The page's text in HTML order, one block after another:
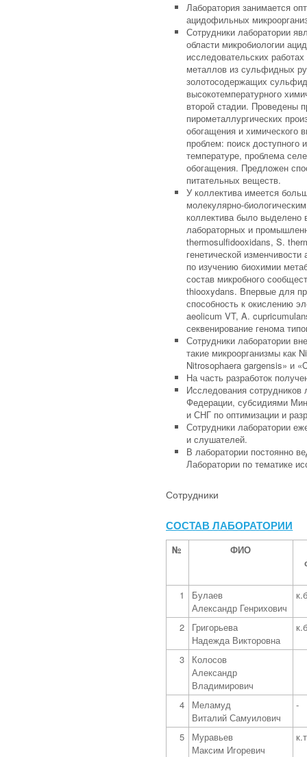
Лаборатория занимается
ацидофильных
Сотрудники лаборатории
области микробиологии
исследовательских
металлов из сульфидных
золотосодержащих
высокотемпературного
второй стадии. Проведены
пирометаллургических
обогащения и химического
проблем: поиск доступного
температуре, проблема
обогащения. Предложен
питательных веществ.
У коллектива имеется
молекулярно-
коллектива было
лабораторных и
thermosulfidooxidans, S.
генетической
по изучению биохимии
состав микробного
thiooxydans. Впервые для
способность к окислению
aeolicum VT, A.
секвенирование генома
Сотрудники лаборатории
такие микроорганизмы как
Nitrosophaera gargensis» и
На часть разработок
Исследования
Федерации, субсидиями
и СНГ по оптимизации и
Сотрудники лаборатории
и слушателей.
В лаборатории постоянно
Лаборатории по тематике
Сотрудники
СОСТАВ ЛАБОРАТОРИИ
№
ФИО
1
Булаев
Александр Генрихович
2
Григорьева
Надежда Викторовна
3
Колосов
Александр
Владимирович
4
Меламуд
Виталий Самуилович
-
5
Муравьев
Максим Игоревич